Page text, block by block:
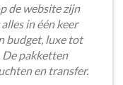
de website zijn
in één keer
budget, luxe tot
pakketten
en transfer.